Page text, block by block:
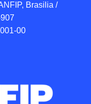
Brasilia /
00